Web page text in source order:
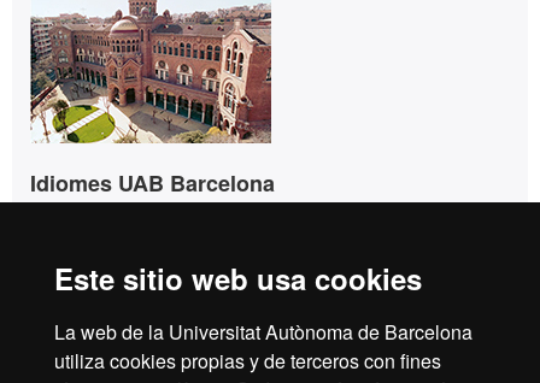
Este sitio web usa cookies
La web de la Universitat Autònoma de Barcelona
utiliza cookies propias y de terceros con fines
Idiomes UAB Barcelona
08041 Barcelona
Tel. +34 93 433 50 60
info.idiomes@uab.cat